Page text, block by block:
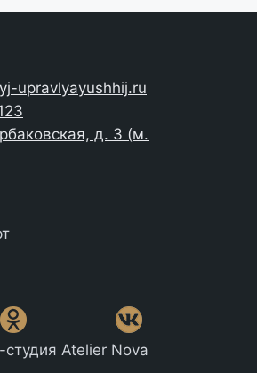
upravlyayushhij.ru
д. 3 (м.
Atelier Nova